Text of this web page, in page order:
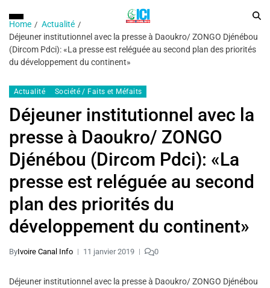
Home
Actualité
Déjeuner institutionnel avec la presse à Daoukro/ ZONGO Djénébou
(Dircom Pdci): «La presse est reléguée au second plan des priorités
du développement du continent»
Actualité Société / Faits et Méfaits
Déjeuner institutionnel avec la
presse à Daoukro/ ZONGO
Djénébou (Dircom Pdci): «La
presse est reléguée au second
plan des priorités du
développement du continent»
ByIvoire Canal Info 11 janvier 2019 0
Déjeuner institutionnel avec la presse à Daoukro/ ZONGO Djénébou